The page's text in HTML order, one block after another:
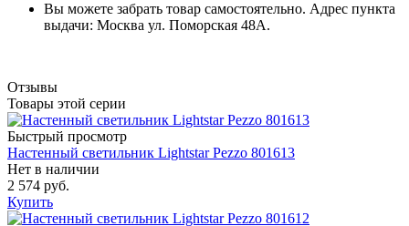
Вы можете забрать товар самостоятельно. Адрес пункта
выдачи: Москва ул. Поморская 48А.
Отзывы
Товары этой серии
Быстрый просмотр
Настенный светильник Lightstar Pezzo 801613
Нет в наличии
2 574 руб.
Купить